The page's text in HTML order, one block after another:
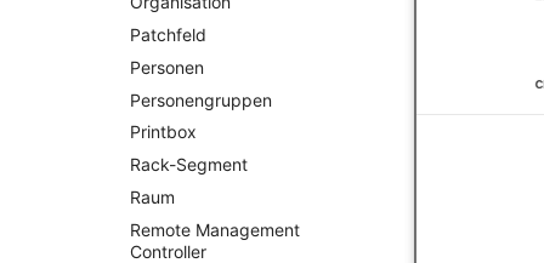
Gerät
Grafikkarte
Gruppenmitgliedschaft
Handbuchzuweisung
Hostadapter (HBA)
Hostadresse
Installation
IP-Liste
Patchfeld
Personen
Personengruppen
Printbox
Rack-Segment
Raum
Remote Management
Controller